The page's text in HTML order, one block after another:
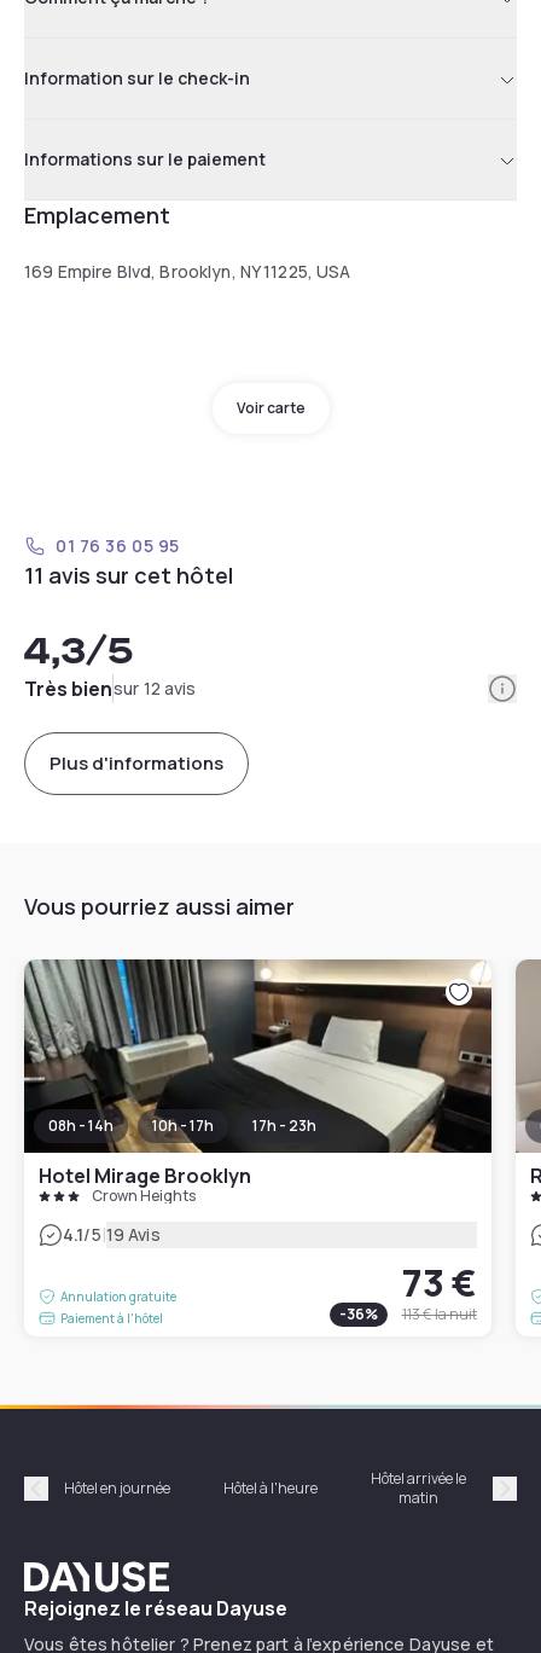
Information sur le check-in
Informations sur le paiement
Emplacement
169 Empire Blvd, Brooklyn, NY 11225, USA
Voir carte
01 76 36 05 95
11 avis sur cet hôtel
4,3/5
Très biensur 12 avis
Plus d'informations
Vous pourriez aussi aimer
08h - 14h 10h - 17h 17h - 23h
Hotel Mirage Brooklyn
Crown Heights
4.1/5|19 Avis
Annulation gratuite
Paiement à l'hôtel
73 €
-36% 113 €la nuit
Précédent
Hôtel en journée Hôtel à l'heure
Hôtel arrivée le
matin
Dayuse
Rejoignez le réseau Dayuse
Vous êtes hôtelier ? Prenez part à l’expérience Dayuse et